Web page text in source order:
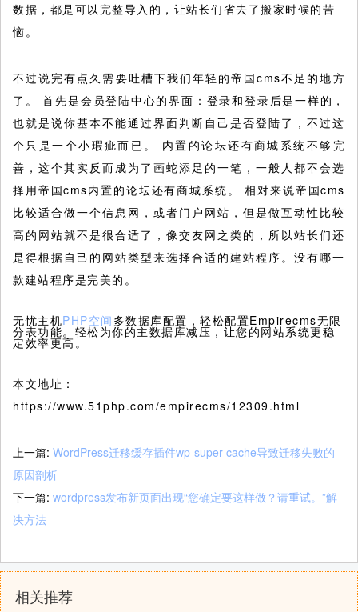
数据，都是可以完整导入的，让站长们省去了搬家时候的苦
恼。
不过说完有点久需要吐槽下我们年轻的帝国cms不足的地方
了。 首先是会员登陆中心的界面：登录和登录后是一样的，
也就是说你基本不能通过界面判断自己是否登陆了，不过这
个只是一个小瑕疵而已。 内置的论坛还有商城系统不够完
善，这个其实反而成为了画蛇添足的一笔，一般人都不会选
择用帝国cms内置的论坛还有商城系统。 相对来说帝国cms
比较适合做一个信息网，或者门户网站，但是做互动性比较
高的网站就不是很合适了，像交友网之类的，所以站长们还
是得根据自己的网站类型来选择合适的建站程序。没有哪一
款建站程序是完美的。
无忧主机PHP空间 多数据库配置，轻松配置Empirecms无限
分表功能。轻松为你的主数据库减压，让您的网站系统更稳
定效率更高。
本文地址：
https://www.51php.com/empirecms/12309.html
上一篇: WordPress迁移缓存插件wp-super-cache导致迁移失败的
原因剖析
下一篇: wordpress发布新页面出现“您确定要这样做？请重试。”解
决方法
相关推荐